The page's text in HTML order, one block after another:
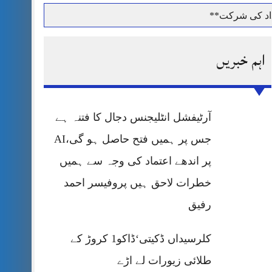
کی شرکت**
پر قربان
پریس کانفرنس
اہم خبریں
آرٹیفشل انٹلیجنس دجال کا فتنہ ہے
جس پر ہمیں فتح حاصل ہو گی،AI
پر اندھے اعتماد کی وجہ سے ہمیں
خطرات لاحق ہیں پروفیسر احمد
رفیق
کلرسیداں ڈکیتی‘ڈاکو1 کروڑ کے
طلائی زیورات لے اڑے